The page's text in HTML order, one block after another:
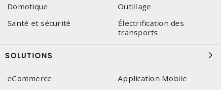
Domotique
Outillage
Santé et sécurité
Électrification des
transports
SOLUTIONS
eCommerce
Application Mobile